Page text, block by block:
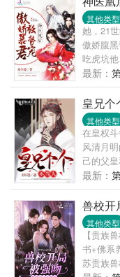
其他类型
她，21
傲娇腹
吃虎坑
就忍不
心，谁
年，凤
情追逐
最新：
皇兄个
其他类型
在皇权
风清月
己的父
前，大昭
孩子罢
试试！...
最新：
兽校开
其他类型
【贵族
书+佛系
苏贵族